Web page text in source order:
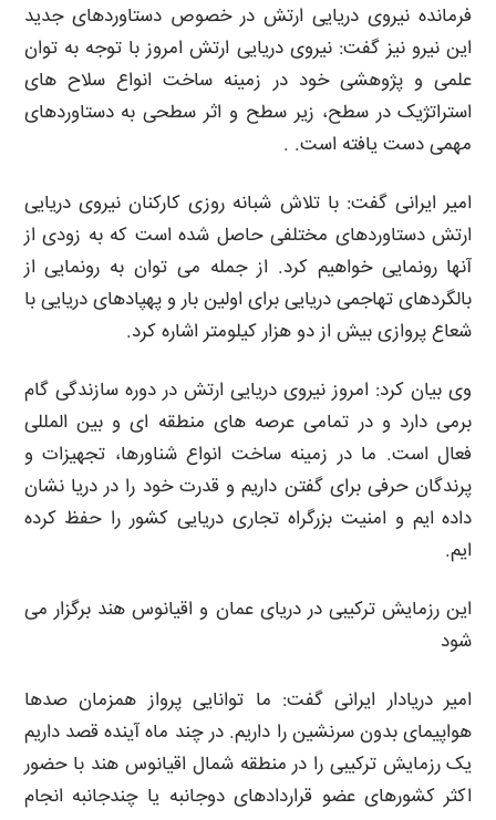
فرمانده نیروی دریایی ارتش در خصوص دستاوردهای جدید
این نیرو نیز گفت: نیروی دریایی ارتش امروز با توجه به توان
علمی و پژوهشی خود در زمینه ساخت انواع سلاح های
استراتژیک در سطح، زیر سطح و اثر سطحی به دستاوردهای
مهمی دست یافته است. .
امیر ایرانی گفت: با تلاش شبانه روزی کارکنان نیروی دریایی
ارتش دستاوردهای مختلفی حاصل شده است که به زودی از
آنها رونمایی خواهیم کرد. از جمله می توان به رونمایی از
بالگردهای تهاجمی دریایی برای اولین بار و پهپادهای دریایی با
شعاع پروازی بیش از دو هزار کیلومتر اشاره کرد.
وی بیان کرد: امروز نیروی دریایی ارتش در دوره سازندگی گام
برمی دارد و در تمامی عرصه های منطقه ای و بین المللی
فعال است. ما در زمینه ساخت انواع شناورها، تجهیزات و
پرندگان حرفی برای گفتن داریم و قدرت خود را در دریا نشان
داده ایم و امنیت بزرگراه تجاری دریایی کشور را حفظ کرده
ایم.
این رزمایش ترکیبی در دریای عمان و اقیانوس هند برگزار می
شود
امیر دریادار ایرانی گفت: ما توانایی پرواز همزمان صدها
هواپیمای بدون سرنشین را داریم. در چند ماه آینده قصد داریم
یک رزمایش ترکیبی را در منطقه شمال اقیانوس هند با حضور
اکثر کشورهای عضو قراردادهای دوجانبه یا چندجانبه انجام